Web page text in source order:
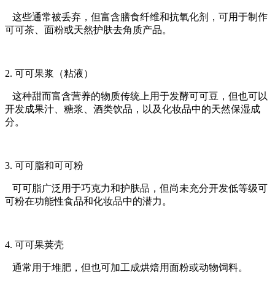
这些通常被丢弃，但富含膳食纤维和抗氧化剂，可用于制作
可可茶、面粉或天然护肤去角质产品。
2. 可可果浆（粘液）
这种甜而富含营养的物质传统上用于发酵可可豆，但也可以
开发成果汁、糖浆、酒类饮品，以及化妆品中的天然保湿成
分。
3. 可可脂和可可粉
可可脂广泛用于巧克力和护肤品，但尚未充分开发低等级可
可粉在功能性食品和化妆品中的潜力。
4. 可可果荚壳
通常用于堆肥，但也可加工成烘焙用面粉或动物饲料。